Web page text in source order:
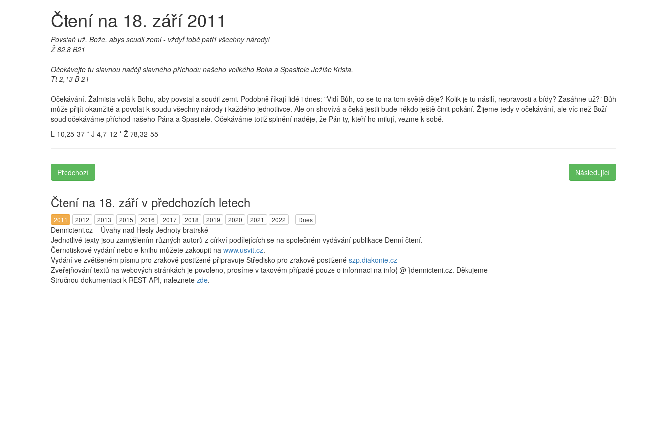
Čtení na 18. září 2011
Povstaň už, Bože, abys soudil zemi - vždyť tobě patří všechny národy!
Ž 82,8 B21
Očekávejte tu slavnou naději slavného příchodu našeho velikého Boha a Spasitele Ježíše Krista.
Tt 2,13 B 21
Očekávání. Žalmista volá k Bohu, aby povstal a soudil zemi. Podobně říkají lidé i dnes: "Vidí Bůh, co se to na tom světě děje? Kolik je tu násilí, nepravosti a bídy? Zasáhne už?" Bůh
může přijít okamžitě a povolat k soudu všechny národy i každého jednotlivce. Ale on shovívá a čeká jestli bude někdo ještě činit pokání. Žijeme tedy v očekávání, ale víc než Boží
soud očekáváme příchod našeho Pána a Spasitele. Očekáváme totiž splnění naděje, že Pán ty, kteří ho milují, vezme k sobě.
L 10,25-37 * J 4,7-12 * Ž 78,32-55
Předchozí Následující
Čtení na 18. září v předchozích letech
2011 2012 2013 2015 2016 2017 2018 2019 2020 2021 2022 - Dnes
Dennicteni.cz – Úvahy nad Hesly Jednoty bratrské
Jednotlivé texty jsou zamyšlením různých autorů z církví podílejících se na společném vydávání publikace Denní čtení.
Černotiskové vydání nebo e-knihu můžete zakoupit na www.usvit.cz.
Vydání ve zvětšeném písmu pro zrakově postižené připravuje Středisko pro zrakově postižené szp.diakonie.cz
Zveřejňování textů na webových stránkách je povoleno, prosíme v takovém případě pouze o informaci na info{ @ }dennicteni.cz. Děkujeme
Stručnou dokumentaci k REST API, naleznete zde.